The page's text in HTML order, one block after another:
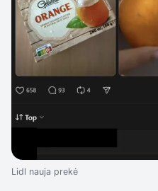
Lidl nauja prekė